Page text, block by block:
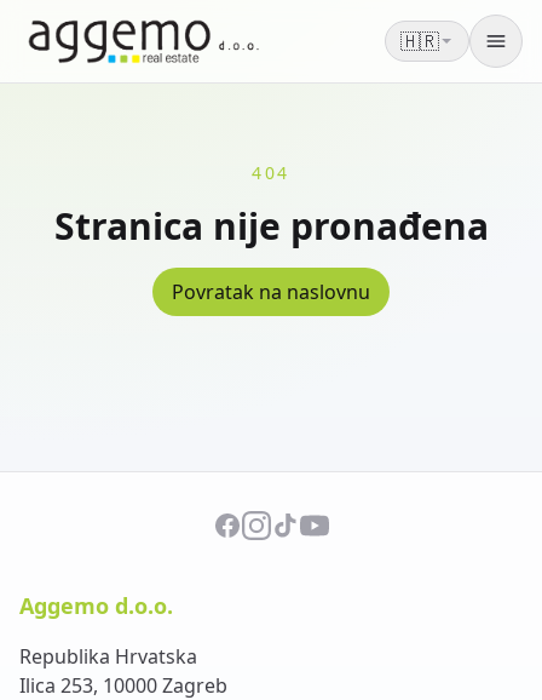
🇭🇷
404
Stranica nije pronađena
Povratak na naslovnu
Aggemo d.o.o.
Republika Hrvatska
Ilica 253, 10000 Zagreb